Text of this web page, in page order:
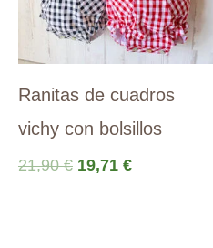
Ranitas de cuadros
vichy con bolsillos
21,90€ El
19,71 €El